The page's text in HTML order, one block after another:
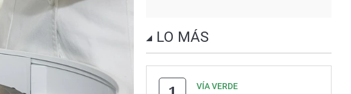
LO MÁS
VÍA VERDE